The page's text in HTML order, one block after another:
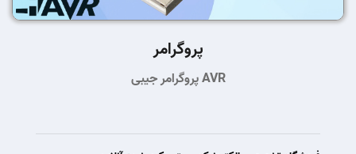
پروگرامر
پروگرامر جیبی AVR